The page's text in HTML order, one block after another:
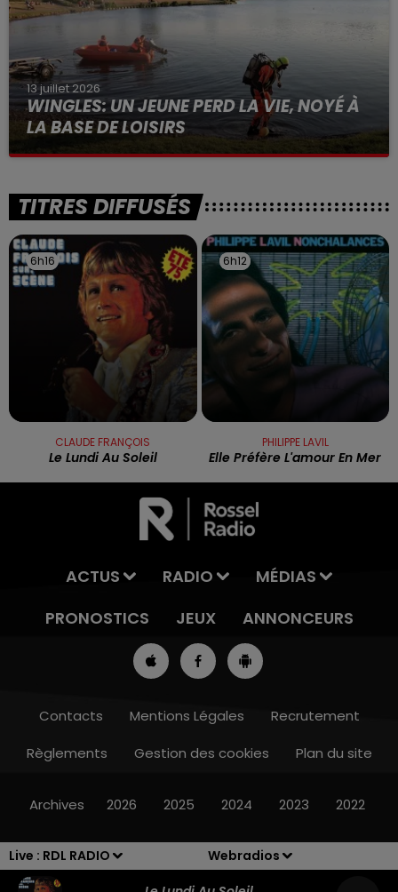
Live : RDL RADIO
Webradios
8h00 - 10h00
13 juillet 2026
WINGLES: UN JEUNE PERD LA VIE, NOYÉ À
LA BASE DE LOISIRS
La victime a coulé à pic
TITRES DIFFUSÉS
6h16
6h16
CLAUDE FRANÇOIS
Le Lundi Au Soleil
6h12
6h12
PHILIPPE LAVIL
Elle Préfère L'amour En Mer
ACTUS RADIO
MÉDIAS
PRONOSTICS
JEUX ANNONCEURS
Contacts Mentions Légales
Recrutement
Règlements
Gestion des cookies Plan du site
Archives 2026 2025 2024 2023 2022